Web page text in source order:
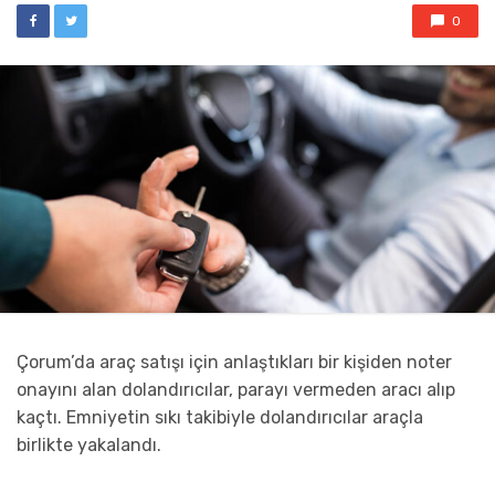
0
Çorum’da araç satışı için anlaştıkları bir kişiden noter
onayını alan dolandırıcılar, parayı vermeden aracı alıp
kaçtı. Emniyetin sıkı takibiyle dolandırıcılar araçla
birlikte yakalandı.